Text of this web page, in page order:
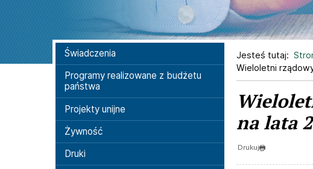
Menu boczne
Świadczenia
Programy realizowane z budżetu
państwa
Projekty unijne
Żywność
Druki
Jesteś tutaj:
Wieloletni
na lata
Drukuj